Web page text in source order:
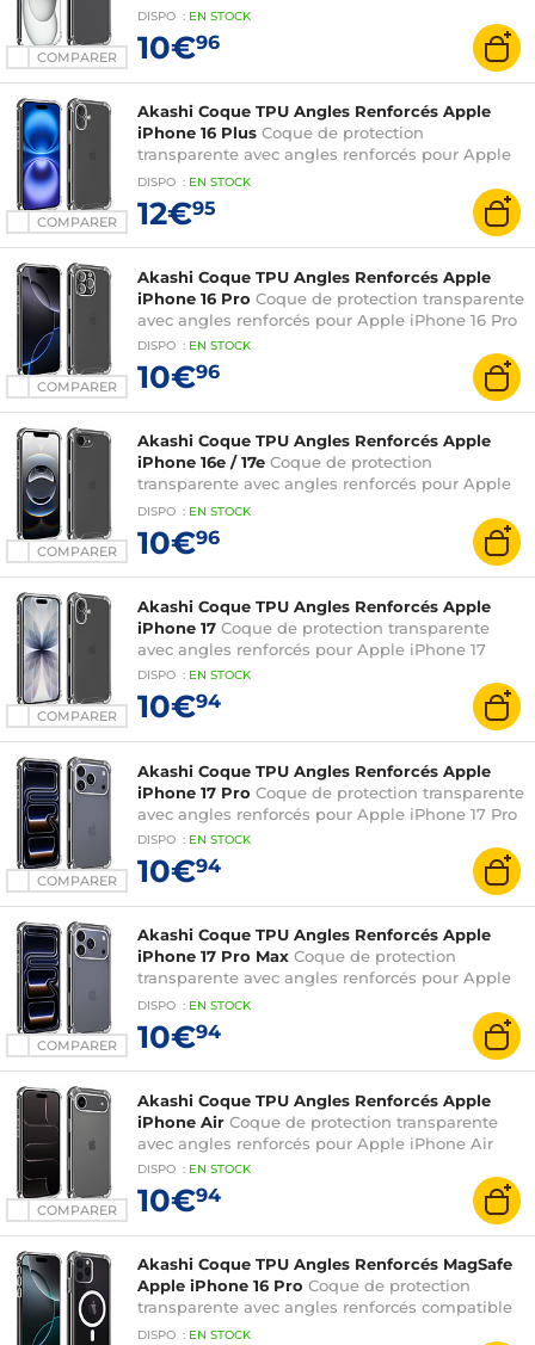
COMPARER
DISPO : EN STOCK
10€96
COMPARER
Akashi Coque TPU Angles Renforcés Apple
iPhone 16 Plus Coque de protection
transparente avec angles renforcés pour Apple
iPhone 16 Plus
DISPO : EN STOCK
12€95
COMPARER
Akashi Coque TPU Angles Renforcés Apple
iPhone 16 Pro Coque de protection transparente
avec angles renforcés pour Apple iPhone 16 Pro
DISPO : EN STOCK
10€96
COMPARER
Akashi Coque TPU Angles Renforcés Apple
iPhone 16e / 17e Coque de protection
transparente avec angles renforcés pour Apple
iPhone 16e / 17e
DISPO : EN STOCK
10€96
COMPARER
Akashi Coque TPU Angles Renforcés Apple
iPhone 17 Coque de protection transparente
avec angles renforcés pour Apple iPhone 17
DISPO : EN STOCK
10€94
COMPARER
Akashi Coque TPU Angles Renforcés Apple
iPhone 17 Pro Coque de protection transparente
avec angles renforcés pour Apple iPhone 17 Pro
DISPO : EN STOCK
10€94
COMPARER
Akashi Coque TPU Angles Renforcés Apple
iPhone 17 Pro Max Coque de protection
transparente avec angles renforcés pour Apple
iPhone 17 Pro Max
DISPO : EN STOCK
10€94
COMPARER
Akashi Coque TPU Angles Renforcés Apple
iPhone Air Coque de protection transparente
avec angles renforcés pour Apple iPhone Air
DISPO : EN STOCK
10€94
Akashi Coque TPU Angles Renforcés MagSafe
Apple iPhone 16 Pro Coque de protection
transparente avec angles renforcés compatible
MagSafe pour Apple iPhone 16 Pro
DISPO : EN STOCK